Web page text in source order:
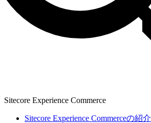
Sitecore Experience Commerce
Sitecore Experience Commerceの紹介